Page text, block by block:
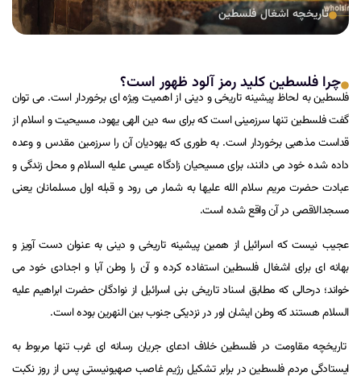
تاریخچه اشغال فلسطین
چرا فلسطین کلید رمز آلود ظهور است؟
فلسطین به لحاظ پیشینه تاریخی و دینی از اهمیت ویژه ای برخوردار است. می توان
گفت فلسطین تنها سرزمینی است که برای سه دین الهی یهود، مسیحیت و اسلام از
قداست مذهبی برخوردار است. به طوری که یهودیان آن را سرزمین مقدس و وعده
داده شده خود می دانند، برای مسیحیان زادگاه عیسی علیه السلام و محل زندگی و
عبادت حضرت مریم سلام الله علیها به شمار می رود و قبله اول مسلمانان یعنی
مسجدالاقصی در آن واقع شده است.
عجیب نیست که اسرائیل از همین پیشینه تاریخی و دینی به عنوان دست آویز و
بهانه ای برای اشغال فلسطین استفاده کرده و آن را وطن آبا و اجدادی خود می
خواند؛ درحالی که مطابق اسناد تاریخی بنی اسرائیل از نوادگان حضرت ابراهیم علیه
السلام هستند که وطن ایشان اور در نزدیکی جنوب بین النهرین بوده است.
تاریخچه مقاومت در فلسطین خلاف ادعای جریان رسانه ای غرب تنها مربوط به
ایستادگی مردم فلسطین در برابر تشکیل رژیم غاصب صهیونیستی پس از روز نکبت